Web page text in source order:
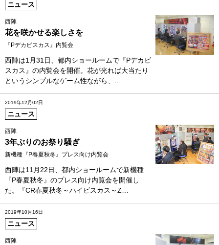
ニュース
西陣
花を咲かせる楽しさを
『Pデカビスカス』内覧会
西陣は1月31日、都内ショールームで『Pデカビ
スカス』の内覧会を開催。花が光れば大当たり
というシンプルなゲーム性ながら、…
2019年12月02日
ニュース
西陣
3年ぶりのお祭り騒ぎ
新機種『P春夏秋冬』プレス向け内覧会
西陣は11月22日、都内ショールームで新機種
『P春夏秋冬』のプレス向け内覧会を開催し
た。『CR春夏秋冬～ハイビスカス～Z…
2019年10月16日
ニュース
西陣